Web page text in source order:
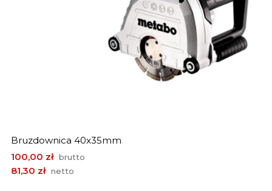
Bruzdownica 40x35mm
Cena
100,00 zł brutto
81,30 zł netto